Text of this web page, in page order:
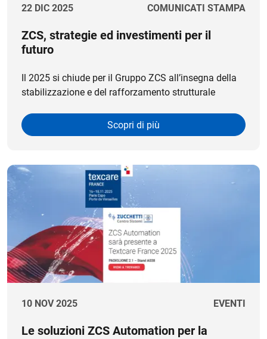
22 DIC 2025 COMUNICATI STAMPA
ZCS, strategie ed investimenti per il
futuro
Il 2025 si chiude per il Gruppo ZCS all’insegna della
stabilizzazione e del rafforzamento strutturale
Scopri di più
10 NOV 2025 EVENTI
Le soluzioni ZCS Automation per la